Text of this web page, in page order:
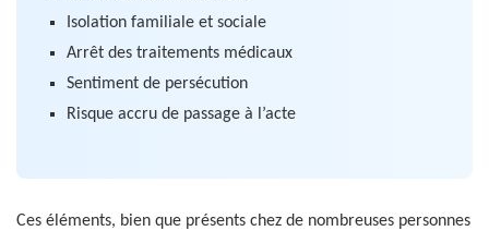
Isolation familiale et sociale
Arrêt des traitements médicaux
Sentiment de persécution
Risque accru de passage à l’acte
Ces éléments, bien que présents chez de nombreuses personnes